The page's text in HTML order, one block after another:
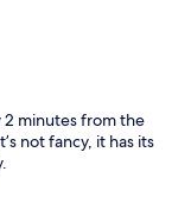
minutes from the
not fancy, it has its